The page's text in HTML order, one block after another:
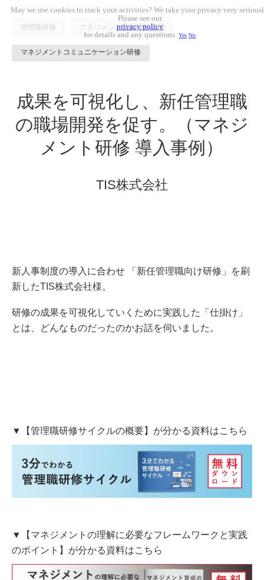
管理職研修 マネジメント役割理解研修
マネジメントコミュニケーション研修
成果を可視化し、 新任管理職
の職場開発を促す。
（マネジ
メント研修 導入事例）
TIS株式会社
新人事制度の導入に合わせ 「新任管理職向け研修」を刷
新したTIS株式会社様。
研修の成果を可視化していくために実践した「仕掛け」
とは、どんなものだったのかお話を伺いました。
▼【管理職研修サイクルの概要】が分かる資料はこちら
▼【マネジメントの理解に必要なフレームワークと実践
のポイント】が分かる資料はこちら
May we use cookies to track your activities? We take your privacy very
Please see our
privacy policy
for details and any questions.Yes No